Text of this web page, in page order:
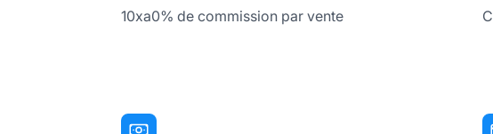
10xa0% de commission par vente